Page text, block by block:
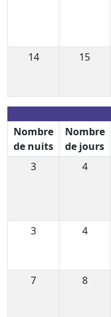
14
15
Nombre
de nuits
Nombre
de jours
3
4
3
4
7
8